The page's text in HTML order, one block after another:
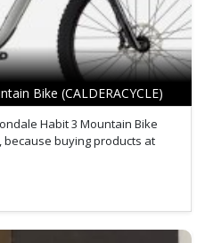
Bike (CALDERACYCLE)
Habit 3 Mountain Bike
because buying products at